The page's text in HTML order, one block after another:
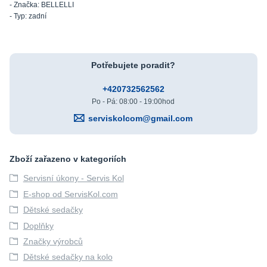
- Značka: BELLELLI
- Typ: zadní
Potřebujete poradit?
+420732562562
Po - Pá: 08:00 - 19:00hod
serviskolcom@gmail.com
Zboží zařazeno v kategoriích
Servisní úkony - Servis Kol
E-shop od ServisKol.com
Dětské sedačky
Doplňky
Značky výrobců
Dětské sedačky na kolo